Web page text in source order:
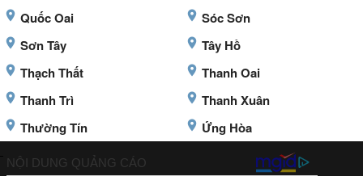
Quốc Oai
Sóc Sơn
Sơn Tây
Tây Hồ
Thạch Thất
Thanh Oai
Thanh Trì
Thanh Xuân
Thường Tín
Ứng Hòa